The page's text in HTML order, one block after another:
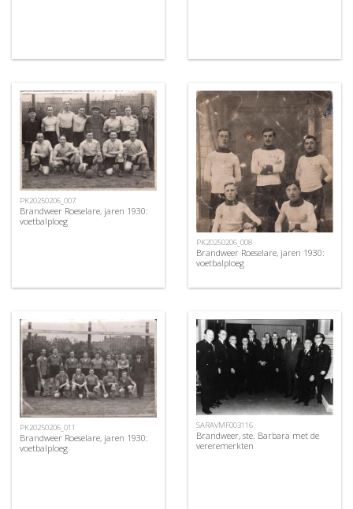
PK20250206_007
Brandweer Roeselare, jaren 1930:
voetbalploeg
PK20250206_008
Brandweer Roeselare, jaren 1930:
voetbalploeg
PK20250206_011
Brandweer Roeselare, jaren 1930:
voetbalploeg
SARAVMF003116
Brandweer, ste. Barbara met de
vereremerkten